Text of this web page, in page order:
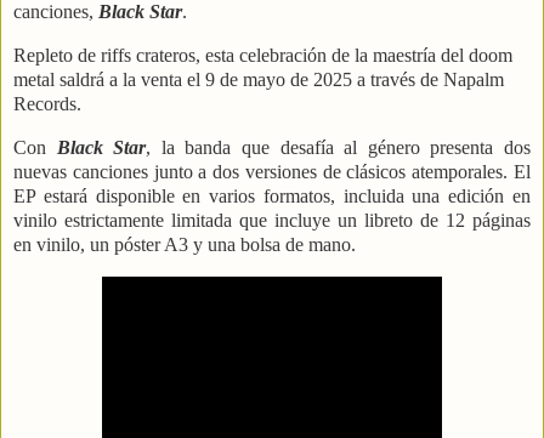
canciones, Black Star.
Repleto de riffs crateros, esta celebración de la maestría del doom
metal saldrá a la venta el 9 de mayo de 2025 a través de Napalm
Records.
Con Black Star, la banda que desafía al género presenta dos
nuevas canciones junto a dos versiones de clásicos atemporales. El
EP estará disponible en varios formatos, incluida una edición en
vinilo estrictamente limitada que incluye un libreto de 12 páginas
en vinilo, un póster A3 y una bolsa de mano.